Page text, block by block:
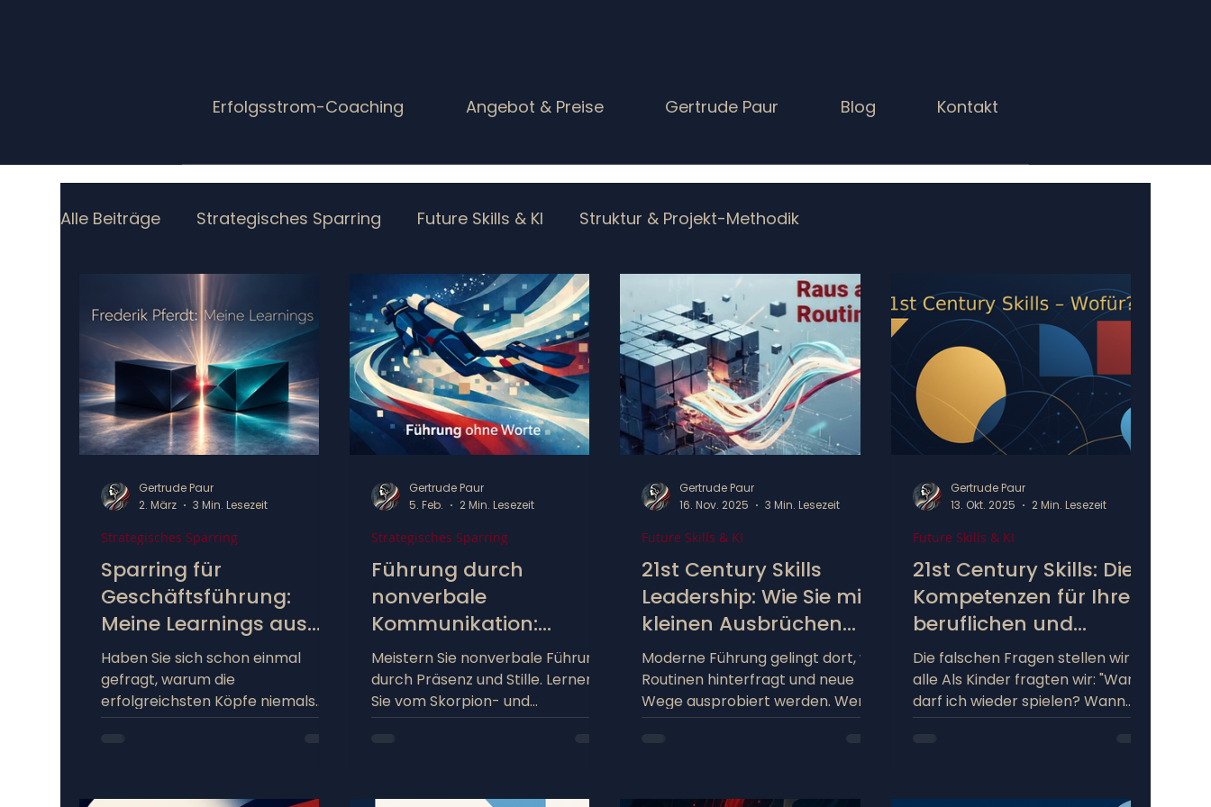
Erfolgsstrom-Coaching Angebot & Preise Gertrude Paur Blog Kontakt
Alle Beiträge Strategisches Sparring Future Skills & KI Struktur & Projekt-Methodik
Sparring für
Geschäftsführung:
Meine Learnings aus
dem Coaching bei
Frederik Pferdt
Haben Sie sich schon einmal
gefragt, warum die
erfolgreichsten Köpfe niemals
ohne Sparring-Partner arbeiten?
Strategisches Sparring
Gertrude Paur
2. März
3 Min. Lesezeit
Führung durch
nonverbale
Kommunikation:
Lektionen aus der
Unterwasserwelt
Meistern Sie nonverbale Führung
durch Präsenz und Stille. Lernen
Sie vom Skorpion- und
Rotfeuerfisch, wie Sie im
Strategisches Sparring
Gertrude Paur
5. Feb.
2 Min. Lesezeit
21st Century Skills
Leadership: Wie Sie mit
kleinen Ausbrüchen
aus der Routine Großes
bewegen
Moderne Führung gelingt dort, wo
Routinen hinterfragt und neue
Wege ausprobiert werden. Wer
als Führungskraft das Growth
Future Skills & KI
Gertrude Paur
16. Nov. 2025
3 Min. Lesezeit
21st Century Skills: Die
Kompetenzen für Ihren
beruflichen und
privaten Erfolg
Die falschen Fragen stellen wir
alle Als Kinder fragten wir: "Wann
darf ich wieder spielen? Wann
gibt's Eis?" Im Berufsleben fragen
Future Skills & KI
Gertrude Paur
13. Okt. 2025
2 Min. Lesezeit